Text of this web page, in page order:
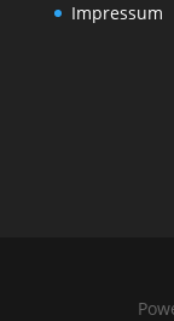
Impressum